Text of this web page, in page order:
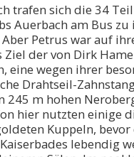
trafen sich die 34
Auerbach am Bus
Petrus war auf
Ziel der von Dirk
eine wegen ihrer
Drahtseil-
245 m hohen
hier nutzten einige
Kuppeln,
lebendig